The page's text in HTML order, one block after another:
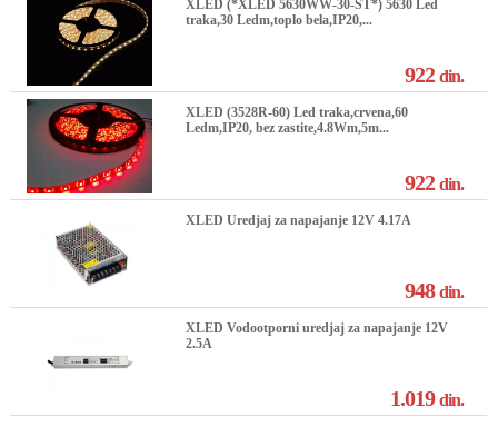
XLED (*XLED 5630WW-30-ST*) 5630 Led
traka,30 Ledm,toplo bela,IP20,...
922din.
XLED (3528R-60) Led traka,crvena,60
Ledm,IP20, bez zastite,4.8Wm,5m...
922din.
XLED Uredjaj za napajanje 12V 4.17A
948din.
XLED Vodootporni uredjaj za napajanje 12V
2.5A
1.019din.